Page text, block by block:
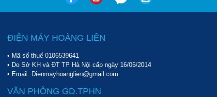
ĐIỆN MÁY HOÀNG LIÊN
• Mã số thuế 0106539641
• Do Sở KH và ĐT TP Hà Nội cấp ngày 16/05/2014
• Email: Dienmayhoanglien@gmail.com
VĂN PHÒNG GD.TPHN